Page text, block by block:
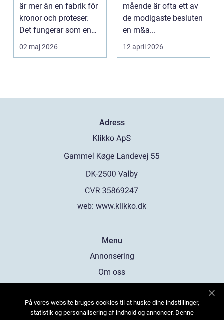
är mer än en fabrik för
kronor och proteser.
Det fungerar som en
förlängning ...
02 maj 2026
mående är ofta ett av
de modigaste besluten
en m&a...
12 april 2026
Adress
web: www.klikko.dk
Menu
Annonsering
Om oss
Kontakta oss
På vores website bruges cookies til at huske dine indstillinger,
statistik og personalisering af indhold og annoncer. Denne